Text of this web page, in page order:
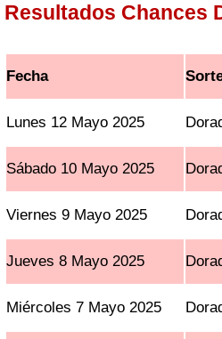
Resultados Chances
Fecha
Lunes 12 Mayo 2025
Sábado 10 Mayo 2025
Viernes 9 Mayo 2025
Jueves 8 Mayo 2025
Miércoles 7 Mayo 2025